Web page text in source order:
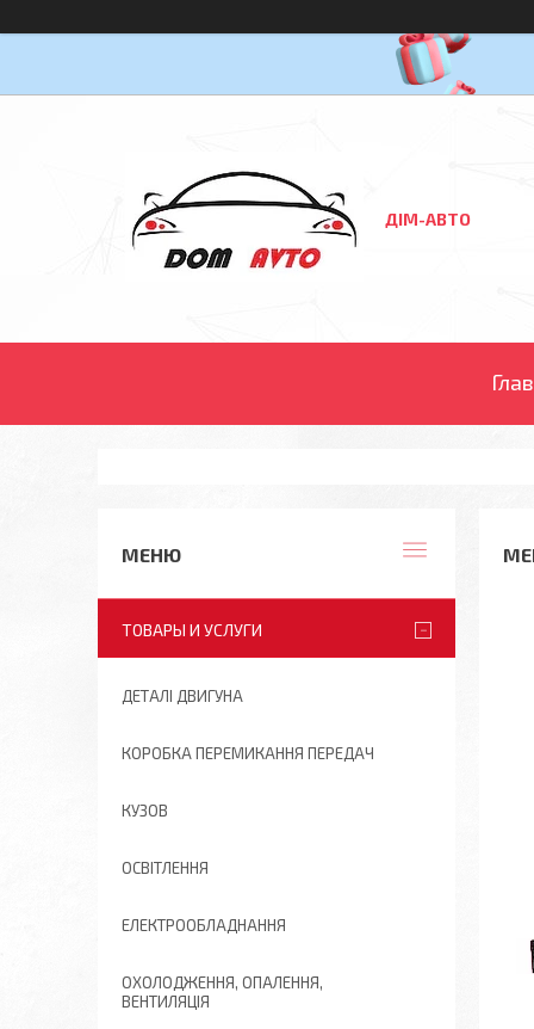
ДІМ-АВТО
ТОВАРЫ И УСЛУГИ
ДЕТАЛІ ДВИГУНА
КОРОБКА ПЕРЕМИКАННЯ ПЕРЕДАЧ
КУЗОВ
ОСВІТЛЕННЯ
ЕЛЕКТРООБЛАДНАННЯ
ОХОЛОДЖЕННЯ, ОПАЛЕННЯ,
ВЕНТИЛЯЦІЯ